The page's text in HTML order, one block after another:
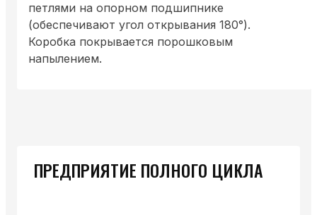
петлями на опорном подшипнике
(обеспечивают угол открывания 180°).
Коробка покрывается порошковым
напылением.
ПРЕДПРИЯТИЕ ПОЛНОГО ЦИКЛА